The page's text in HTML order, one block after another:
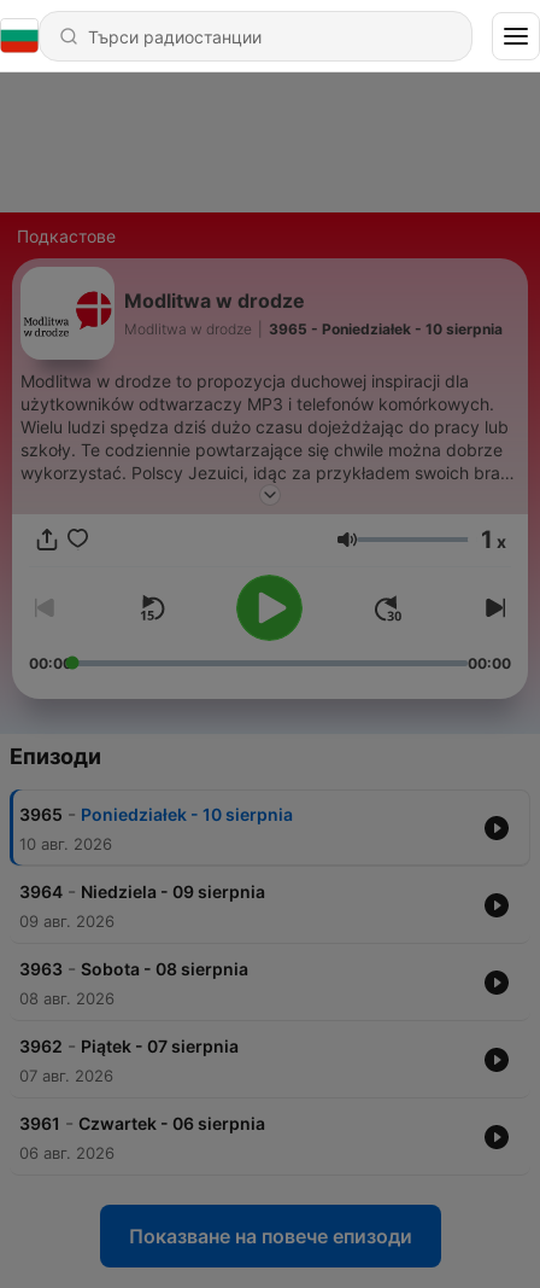
Подкастове
Modlitwa w drodze
Modlitwa w drodze 3965 - Poniedziałek - 10 sierpnia
Modlitwa w drodze to propozycja duchowej inspiracji dla
użytkowników odtwarzaczy MP3 i telefonów komórkowych.
Wielu ludzi spędza dziś dużo czasu dojeżdżając do pracy lub
szkoły. Te codziennie powtarzające się chwile można dobrze
wykorzystać. Polscy Jezuici, idąc za przykładem swoich braci
z Wielkiej Brytanii, zaproponowali serie około
Biblii, pomagające odkrywać w życiu Bożą obecność i
Сила на звука
1 x
00:00 00:00
Епизоди
3965 - Poniedziałek - 10 sierpnia
10 авг. 2026
3964 - Niedziela - 09 sierpnia
09 авг. 2026
3963 - Sobota - 08 sierpnia
08 авг. 2026
3962 - Piątek - 07 sierpnia
07 авг. 2026
3961 - Czwartek - 06 sierpnia
06 авг. 2026
Показване на повече епизоди